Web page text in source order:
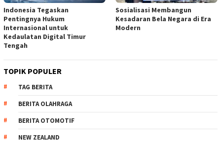
Indonesia Tegaskan
Pentingnya Hukum
Internasional untuk
Kedaulatan Digital Timur
Tengah
Sosialisasi Membangun
Kesadaran Bela Negara di Era
Modern
TOPIK POPULER
TAG BERITA
BERITA OLAHRAGA
BERITA OTOMOTIF
NEW ZEALAND